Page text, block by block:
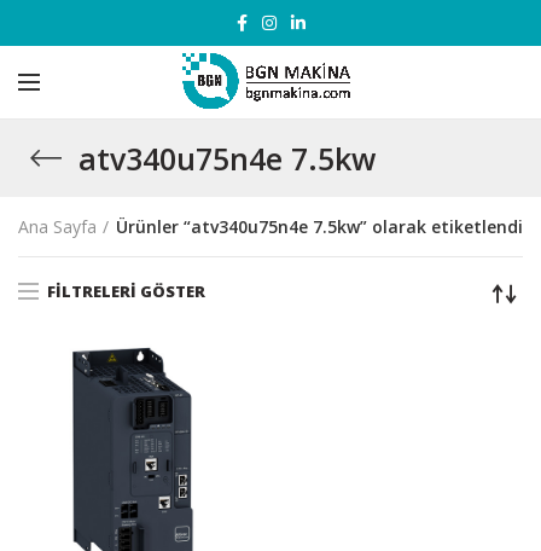
atv340u75n4e 7.5kw
Ana Sayfa Ürünler “atv340u75n4e 7.5kw” olarak etiketlendi
FILTRELERI GÖSTER